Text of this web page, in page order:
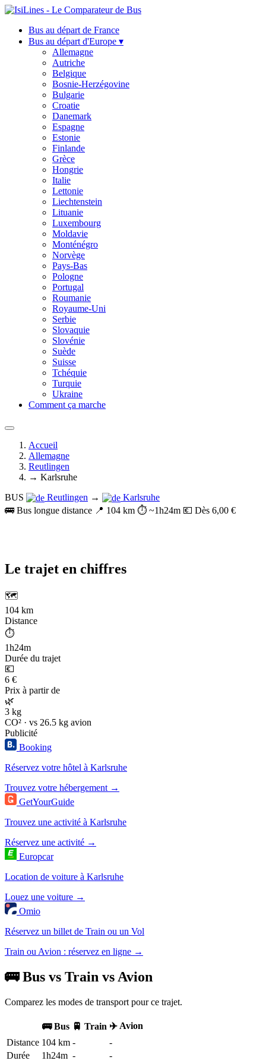
Bus au départ de France
Bus au départ d'Europe ▾
Allemagne
Autriche
Belgique
Bosnie-Herzégovine
Bulgarie
Croatie
Danemark
Espagne
Estonie
Finlande
Grèce
Hongrie
Italie
Lettonie
Liechtenstein
Lituanie
Luxembourg
Moldavie
Monténégro
Norvège
Pays-Bas
Pologne
Portugal
Roumanie
Royaume-Uni
Serbie
Slovaquie
Slovénie
Suède
Suisse
Tchéquie
Turquie
Ukraine
Comment ça marche
Accueil
Allemagne
Reutlingen
→ Karlsruhe
BUS
Reutlingen →
Karlsruhe
🚌 Bus longue distance 📍 104 km ⏱️ ~1h24m 💶 Dès 6,00 €
Le trajet en chiffres
🗺️
104 km
Distance
⏱️
1h24m
Durée du trajet
💶
6 €
Prix à partir de
🌿
3 kg
CO² · vs 26.5 kg avion
Publicité
Booking
Réservez votre hôtel à Karlsruhe
Trouvez votre hébergement →
GetYourGuide
Trouvez une activité à Karlsruhe
Réservez une activité →
Europcar
Location de voiture à Karlsruhe
Louez une voiture →
Omio
Réservez un billet de Train ou un Vol
Train ou Avion : réservez en ligne →
🚌 Bus vs Train vs Avion
Comparez les modes de transport pour ce trajet.
🚌 Bus 🚆 Train ✈️ Avion
Distance 104 km -
-
Durée
1h24m -
-